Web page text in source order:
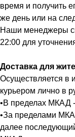
время и получить
же день или на
Наши менеджеры
22:00 для
Доставка для
Осуществляется в
курьером лично в
•В пределах МКАД
•За пределами
далее